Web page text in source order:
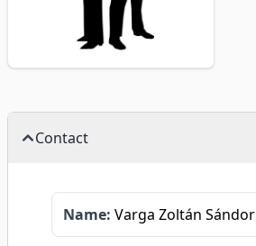
Contact
Name: Varga Zoltán Sándor